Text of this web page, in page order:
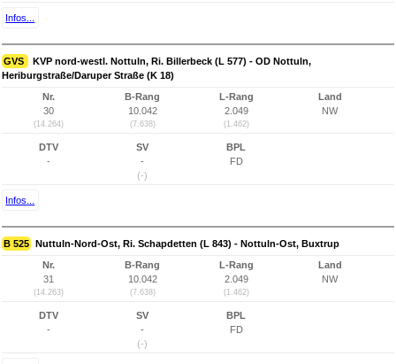
Infos...
GVS
KVP nord-westl. Nottuln, Ri. Billerbeck (L 577) - OD Nottuln,
Heriburgstraße/Daruper Straße (K 18)
Nr.
30
(14.264)
B-Rang
10.042
(7.638)
L-Rang
2.049
(1.462)
Land
NW
DTV
-
SV
-
(-)
BPL
FD
Infos...
B 525 Nuttuln-Nord-Ost, Ri. Schapdetten (L 843) - Nottuln-Ost, Buxtrup
Nr.
31
(14.263)
B-Rang
10.042
(7.638)
L-Rang
2.049
(1.462)
Land
NW
DTV
-
SV
-
(-)
BPL
FD